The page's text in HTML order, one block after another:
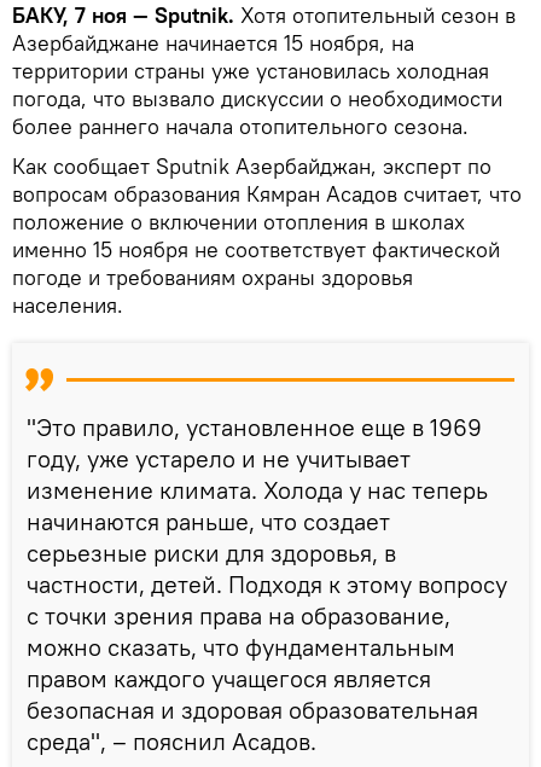
БАКУ, 7 ноя — Sputnik. Хотя отопительный сезон в
Азербайджане начинается 15 ноября, на
территории страны уже установилась холодная
погода, что вызвало дискуссии о необходимости
более раннего начала отопительного сезона.
Как сообщает Sputnik Азербайджан, эксперт по
вопросам образования Кямран Асадов считает, что
положение о включении отопления в школах
именно 15 ноября не соответствует фактической
погоде и требованиям охраны здоровья
населения.
"Это правило, установленное еще в 1969
году, уже устарело и не учитывает
изменение климата. Холода у нас теперь
начинаются раньше, что создает
серьезные риски для здоровья, в
частности, детей. Подходя к этому вопросу
с точки зрения права на образование,
можно сказать, что фундаментальным
правом каждого учащегося является
безопасная и здоровая образовательная
среда", – пояснил Асадов.